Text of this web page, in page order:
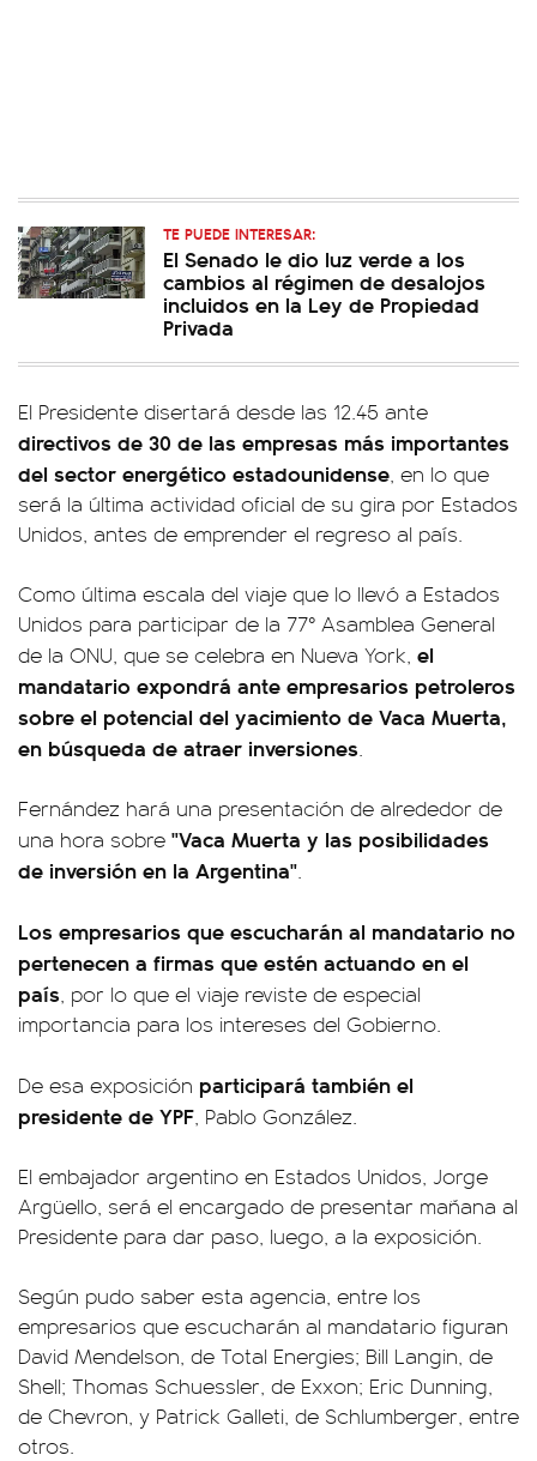
TE PUEDE INTERESAR:
El Senado le dio luz verde a los
cambios al régimen de desalojos
incluidos en la Ley de Propiedad
Privada
El Presidente disertará desde las 12.45 ante
directivos de 30 de las empresas más importantes
del sector energético estadounidense, en lo que
será la última actividad oficial de su gira por Estados
Unidos, antes de emprender el regreso al país.
Como última escala del viaje que lo llevó a Estados
Unidos para participar de la 77° Asamblea General
de la ONU, que se celebra en Nueva York, el
mandatario expondrá ante empresarios petroleros
sobre el potencial del yacimiento de Vaca Muerta,
en búsqueda de atraer inversiones.
Fernández hará una presentación de alrededor de
una hora sobre "Vaca Muerta y las posibilidades
de inversión en la Argentina".
Los empresarios que escucharán al mandatario no
pertenecen a firmas que estén actuando en el
país, por lo que el viaje reviste de especial
importancia para los intereses del Gobierno.
De esa exposición participará también el
presidente de YPF, Pablo González.
El embajador argentino en Estados Unidos, Jorge
Argüello, será el encargado de presentar mañana al
Presidente para dar paso, luego, a la exposición.
Según pudo saber esta agencia, entre los
empresarios que escucharán al mandatario figuran
David Mendelson, de Total Energies; Bill Langin, de
Shell; Thomas Schuessler, de Exxon; Eric Dunning,
de Chevron, y Patrick Galleti, de Schlumberger, entre
otros.